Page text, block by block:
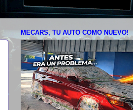
MECARS, TU AUTO COMO NUEVO!